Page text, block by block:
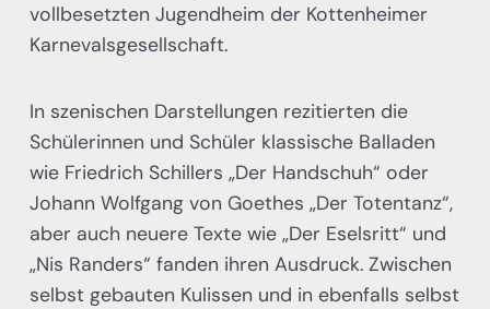
vollbesetzten Jugendheim der Kottenheimer
Karnevalsgesellschaft.
In szenischen Darstellungen rezitierten die
Schülerinnen und Schüler klassische Balladen
wie Friedrich Schillers „Der Handschuh“ oder
Johann Wolfgang von Goethes „Der Totentanz“,
aber auch neuere Texte wie „Der Eselsritt“ und
„Nis Randers“ fanden ihren Ausdruck. Zwischen
selbst gebauten Kulissen und in ebenfalls selbst